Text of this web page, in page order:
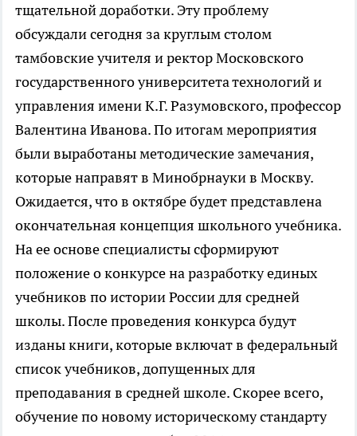
тщательной доработки. Эту проблему
обсуждали сегодня за круглым столом
тамбовские учителя и ректор Московского
государственного университета технологий и
управления имени К.Г. Разумовского, профессор
Валентина Иванова. По итогам мероприятия
были выработаны методические замечания,
которые направят в Минобрнауки в Москву.
Ожидается, что в октябре будет представлена
окончательная концепция школьного учебника.
На ее основе специалисты сформируют
положение о конкурсе на разработку единых
учебников по истории России для средней
школы. После проведения конкурса будут
изданы книги, которые включат в федеральный
список учебников, допущенных для
преподавания в средней школе. Скорее всего,
обучение по новому историческому стандарту